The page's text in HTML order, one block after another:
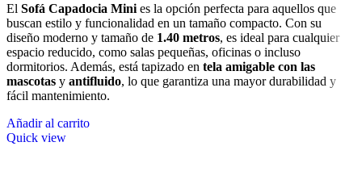
El Sofá Capadocia Mini es la opción perfecta para aquellos que
buscan estilo y funcionalidad en un tamaño compacto. Con su
diseño moderno y tamaño de 1.40 metros, es ideal para cualquier
espacio reducido, como salas pequeñas, oficinas o incluso
dormitorios. Además, está tapizado en tela amigable con las
mascotas y antifluido, lo que garantiza una mayor durabilidad y
fácil mantenimiento.
Añadir al carrito
Quick view